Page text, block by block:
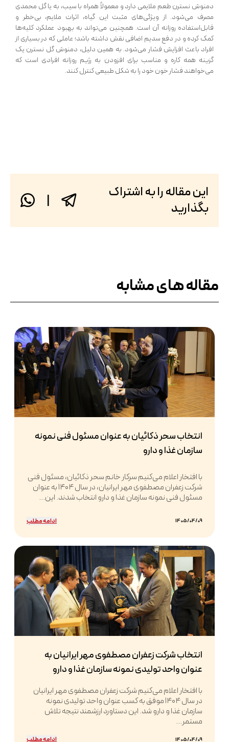
دمنوش نسترن طعم ملایمی دارد و معمولاً همراه با سیب، به یا گل محمدی
مصرف می‌شود. از ویژگی‌های مثبت این گیاه، اثرات ملایم، بی‌خطر و
قابل‌استفاده روزانه آن است. همچنین می‌تواند به بهبود عملکرد کلیه‌ها
کمک کرده و در دفع سدیم اضافی نقش داشته باشد؛ عاملی که در بسیاری از
افراد باعث افزایش فشار می‌شود. به همین دلیل، دمنوش گل نسترن یک
گزینه همه‌ کاره و مناسب برای افزودن به رژیم روزانه افرادی است که
می‌خواهند فشار خون خود را به شکل طبیعی کنترل کنند.
این مقاله را به اشتراک
بگذارید
|
مقاله های مشابه
انتخاب سحر ذکائیان به عنوان مسئول فنی نمونه
سازمان غذا و دارو
با افتخار اعلام می‌کنیم سرکار خانم سحر ذکائیان، مسئول فنی
شرکت زعفران مصطفوی مهر ایرانیان، در سال ۱۴۰۴ به عنوان
مسئول فنی نمونه سازمان غذا و دارو انتخاب شدند. این...
1405/04/09 ادامه مطلب
انتخاب شرکت زعفران مصطفوی مهر ایرانیان به
عنوان واحد تولیدی نمونه سازمان غذا و دارو
با افتخار اعلام می‌کنیم شرکت زعفران مصطفوی مهر ایرانیان
در سال ۱۴۰۴ موفق به کسب عنوان واحد تولیدی نمونه
سازمان غذا و دارو شد. این دستاورد ارزشمند نتیجه تلاش
مستمر...
1405/04/09 ادامه مطلب